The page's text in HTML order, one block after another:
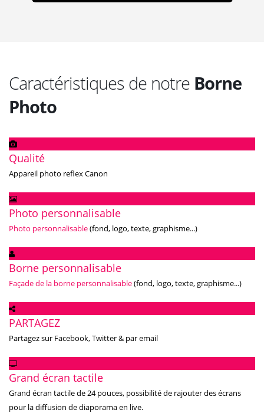
Caractéristiques de notre Borne
Photo
Qualité
Appareil photo reflex Canon
Photo personnalisable
Photo personnalisable(fond, logo, texte, graphisme...)
Borne personnalisable
Façade de la borne personnalisable(fond, logo, texte, graphisme...)
PARTAGEZ
Partagez sur Facebook, Twitter & par email
Grand écran tactile
Grand écran tactile de 24 pouces, possibilité de rajouter des écrans
pour la diffusion de diaporama en live.